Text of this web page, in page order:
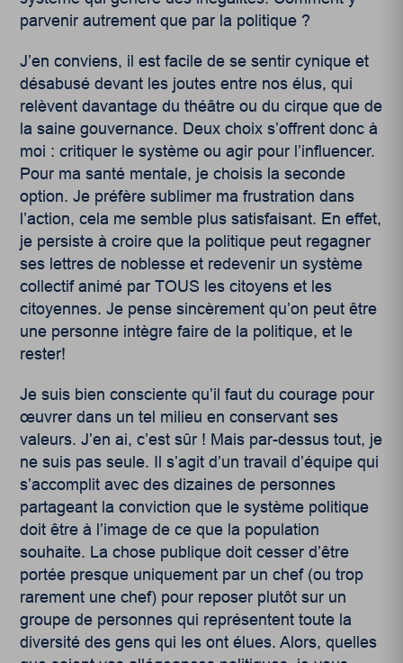
parvenir autrement que par la politique ?
J’en conviens, il est facile de se sentir cynique et
désabusé devant les joutes entre nos élus, qui
relèvent davantage du théâtre ou du cirque que de
la saine gouvernance. Deux choix s’offrent donc à
moi : critiquer le système ou agir pour l’influencer.
Pour ma santé mentale, je choisis la seconde
option. Je préfère sublimer ma frustration dans
l’action, cela me semble plus satisfaisant. En effet,
je persiste à croire que la politique peut regagner
ses lettres de noblesse et redevenir un système
collectif animé par TOUS les citoyens et les
citoyennes. Je pense sincèrement qu’on peut être
une personne intègre faire de la politique, et le
rester!
Je suis bien consciente qu’il faut du courage pour
œuvrer dans un tel milieu en conservant ses
valeurs. J’en ai, c’est sûr ! Mais par-dessus tout, je
ne suis pas seule. Il s’agit d’un travail d’équipe qui
s’accomplit avec des dizaines de personnes
partageant la conviction que le système politique
doit être à l’image de ce que la population
souhaite. La chose publique doit cesser d’être
portée presque uniquement par un chef (ou trop
rarement une chef) pour reposer plutôt sur un
groupe de personnes qui représentent toute la
diversité des gens qui les ont élues. Alors, quelles